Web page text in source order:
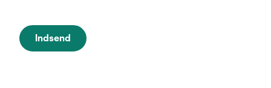
Indsend